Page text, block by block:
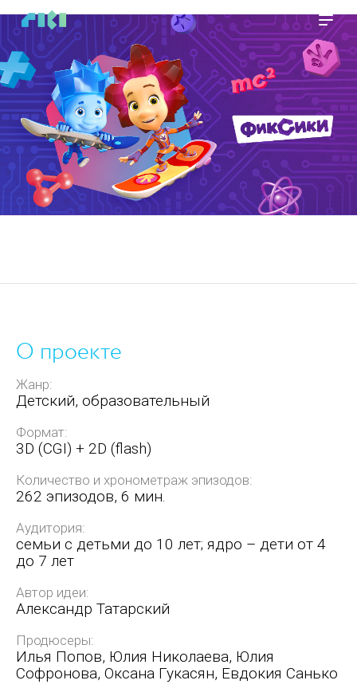
https://www.high-endrolex.com/45
О проекте
Жанр:
Детский, образовательный
Формат:
3D (CGI) + 2D (flash)
Количество и хронометраж эпизодов:
262 эпизодов, 6 мин.
Аудитория:
семьи с детьми до 10 лет; ядро – дети от 4
до 7 лет
Автор идеи:
Александр Татарский
Продюсеры:
Илья Попов, Юлия Николаева, Юлия
Софронова, Оксана Гукасян, Евдокия Санько